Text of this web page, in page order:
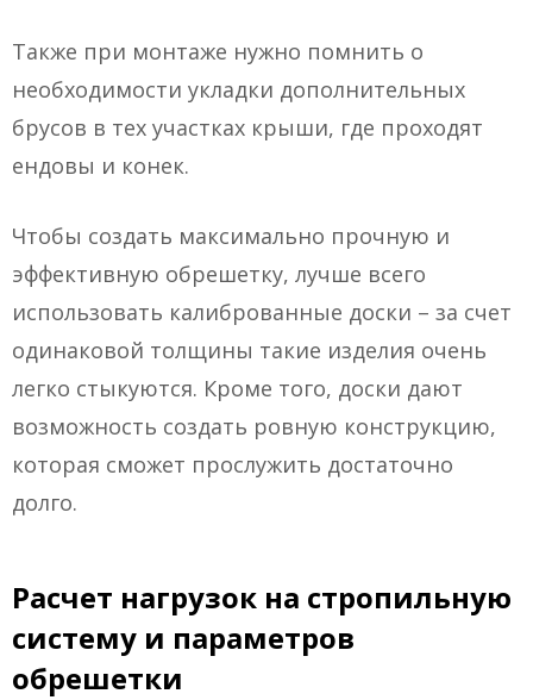
Также при монтаже нужно помнить о
необходимости укладки дополнительных
брусов в тех участках крыши, где проходят
ендовы и конек.
Чтобы создать максимально прочную и
эффективную обрешетку, лучше всего
использовать калиброванные доски – за счет
одинаковой толщины такие изделия очень
легко стыкуются. Кроме того, доски дают
возможность создать ровную конструкцию,
которая сможет прослужить достаточно
долго.
Расчет нагрузок на стропильную
систему и параметров
обрешетки